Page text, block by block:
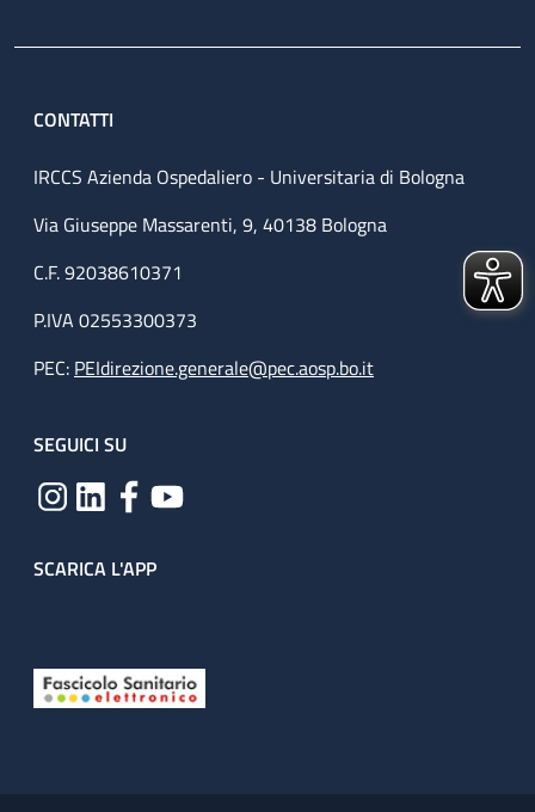
CONTATTI
IRCCS Azienda Ospedaliero - Universitaria di Bologna
Via Giuseppe Massarenti, 9, 40138 Bologna
C.F. 92038610371
P.IVA 02553300373
PEC: PEIdirezione.generale@pec.aosp.bo.it
SEGUICI SU
SCARICA L'APP